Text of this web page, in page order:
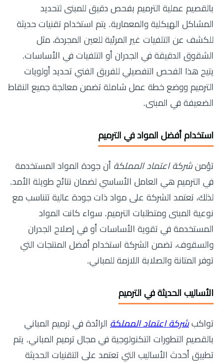
بالقصيم عملية الترميم بفحص دقيق للمبنى لتحديد
المشاكل الهيكلية والمعمارية. يتم استخدام تقنيات حديثة
للكشف عن التلفيات غير المرئية للعين المجردة، مثل
الشقوق الدقيقة في الجدران أو التلفيات في الأساسات.
يتيح هذا الفحص التفصيلي للفريق الفني تحديد أولويات
الترميم ووضع خطة عمل شاملة تضمن معالجة جميع النقاط
الضعيفة في المبنى.
استخدام أفضل المواد في الترميم
تؤمنشركة اعتماد المملكة أن جودة المواد المستخدمة
في الترميم هي العامل الأساسي لضمان نتائج طويلة الأمد.
لذلك، تعتمد الشركة على مواد ذات جودة عالية تتناسب مع
نوعية المبنى ومتطلبات الترميم. سواء كانت المواد
المستخدمة في تقوية الأساسات أو في إصلاح الجدران
والسقوف، تضمن الشركة استخدام أفضل المنتجات التي
توفر المتانة والصلابة اللازمة للمباني.
الأساليب الحديثة في الترميم
تواكبشركة اعتماد المملكة الرائدة في ترميم المباني
بالقصيم التطورات التكنولوجية في مجال ترميم المباني. يتم
تطبيق أحدث الأساليب التي تعتمد على التقنيات الحديثة